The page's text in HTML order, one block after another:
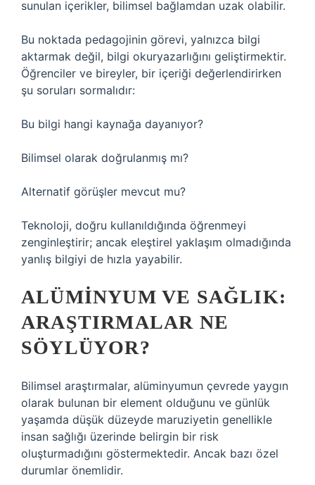
sunulan içerikler, bilimsel bağlamdan uzak olabilir.
Bu noktada pedagojinin görevi, yalnızca bilgi
aktarmak değil, bilgi okuryazarlığını geliştirmektir.
Öğrenciler ve bireyler, bir içeriği değerlendirirken
şu soruları sormalıdır:
Bu bilgi hangi kaynağa dayanıyor?
Bilimsel olarak doğrulanmış mı?
Alternatif görüşler mevcut mu?
Teknoloji, doğru kullanıldığında öğrenmeyi
zenginleştirir; ancak eleştirel yaklaşım olmadığında
yanlış bilgiyi de hızla yayabilir.
ALÜMINYUM VE SAĞLIK:
ARAŞTIRMALAR NE
SÖYLÜYOR?
Bilimsel araştırmalar, alüminyumun çevrede yaygın
olarak bulunan bir element olduğunu ve günlük
yaşamda düşük düzeyde maruziyetin genellikle
insan sağlığı üzerinde belirgin bir risk
oluşturmadığını göstermektedir. Ancak bazı özel
durumlar önemlidir.